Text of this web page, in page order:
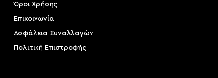
Όροι Χρήσης
Επικοινωνία
Ασφάλεια Συναλλαγών
Πολιτική Επιστροφής